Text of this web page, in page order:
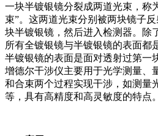
一块半镀银镜分裂成两道光束，称
束”。这两道光束分别被两块镜子
块半镀银镜，然后进入检测器。除
所有全镀银镜与半镀银镜的表面都
半镀银镜的表面是面对透射过第一
增德尔干涉仪主要用于光学测量、
和合束两个过程实现干涉， 如测量
等， 具有高精度和高灵敏度的特点。